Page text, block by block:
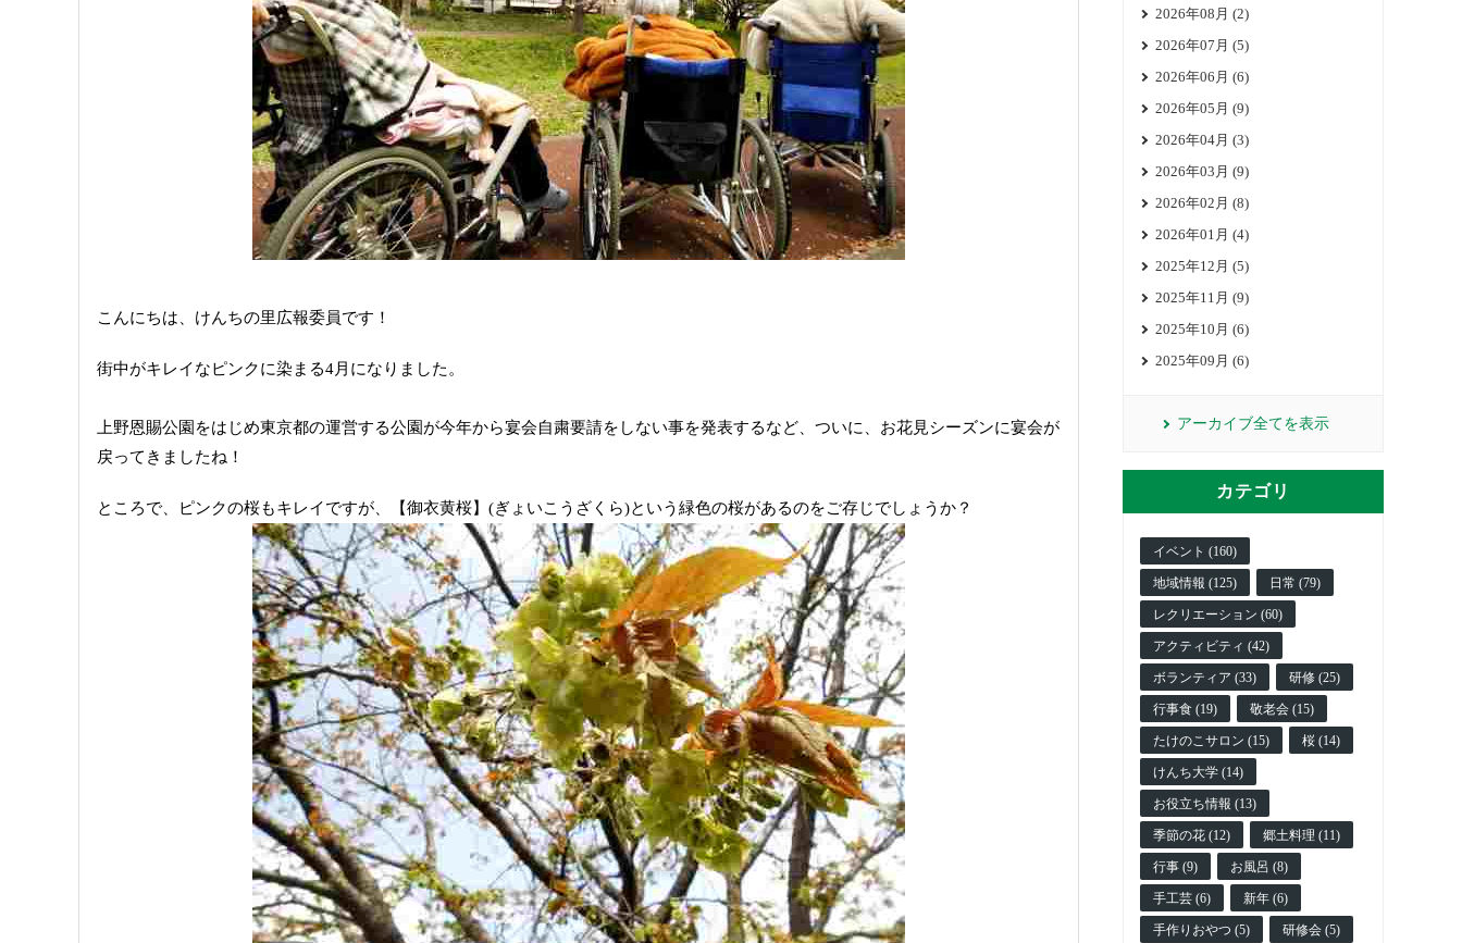
こんにちは、けんちの里広報委員です！
街中がキレイなピンクに染まる4月になりました。
上野恩賜公園をはじめ東京都の運営する公園が今年から宴会自粛要請をしない事を発表するなど、 ついに、お花見シーズンに宴会が
戻ってきましたね！
ところで、ピンクの桜もキレイですが、【御衣黄桜】(ぎょいこうざくら)という緑色の桜があるのをご存じでしょうか？
2026年08月 (2)
2026年07月 (5)
2026年06月 (6)
2026年05月 (9)
2026年04月 (3)
2026年03月 (9)
2026年02月 (8)
2026年01月 (4)
2025年12月 (5)
2025年11月 (9)
2025年10月 (6)
2025年09月 (6)
アーカイブ全てを表示
カテゴリ
イベント (160)
地域情報 (125) 日常 (79)
レクリエーション (60)
アクティビティ (42)
ボランティア (33) 研修 (25)
行事食 (19) 敬老会 (15)
たけのこサロン (15) 桜 (14)
けんち大学 (14)
お役立ち情報 (13)
季節の花 (12) 郷土料理 (11)
行事 (9) お風呂 (8)
手工芸 (6) 新年 (6)
手作りおやつ (5) 研修会 (5)